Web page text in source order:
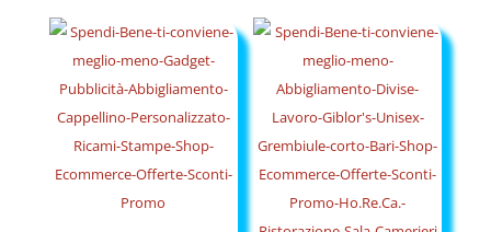
€29,90
a
€54,50
da
a
€47,90